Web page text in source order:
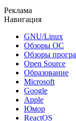
Реклама
Навигация
GNU/Linux
Обзоры ОС
Обзоры
Open Source
Образование
Microsoft
Google
Apple
Юмор
ReactOS